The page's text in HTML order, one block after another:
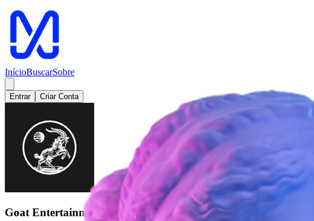
InícioBuscarSobre
Entrar Criar Conta
Goat Entertainment